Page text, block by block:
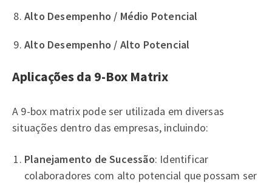
Alto Desempenho / Médio Potencial
Alto Desempenho / Alto Potencial
Aplicações da 9-Box Matrix
A 9-box matrix pode ser utilizada em diversas
situações dentro das empresas, incluindo:
Planejamento de Sucessão: Identificar
colaboradores com alto potencial que possam ser